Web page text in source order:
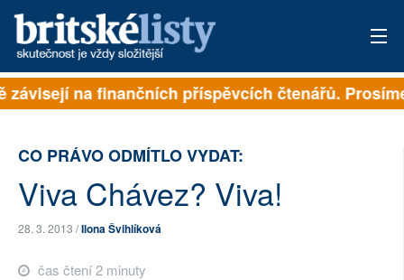
PŘIHLÁSIT
TÉMATA
na finančních příspěvcích čtenářů.
CO PRÁVO ODMÍTLO VYDAT:
Viva Chávez? Viva!
28. 3. 2013 /Ilona Švihlíková
čas čtení 2 minuty